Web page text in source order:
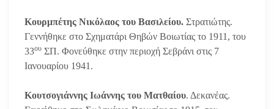
Κουρμπέτης Νικόλαος του Βασιλείου. Στρατιώτης.
Γεννήθηκε στο Σχηματάρι Θηβών Βοιωτίας το 1911, του
33ου ΣΠ. Φονεύθηκε στην περιοχή Σεβράνι στις 7
Ιανουαρίου 1941.
Κουτσογιάννης Ιωάννης του Ματθαίου. Δεκανέας.